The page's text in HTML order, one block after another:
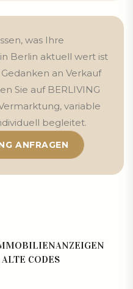
was Ihre
Berlin aktuell wert ist
an Verkauf
Sie auf BERLIVING
variable
begleitet.
ANFRAGEN
CODES